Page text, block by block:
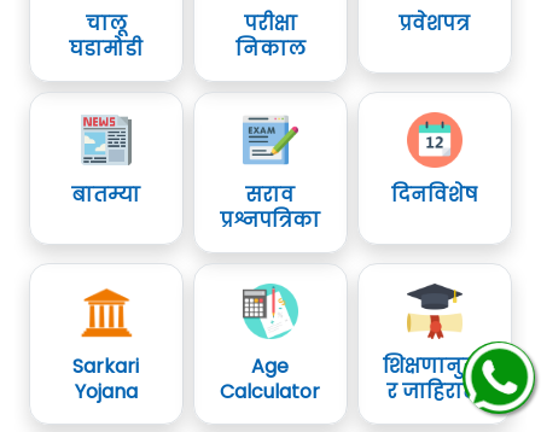
चालू
घडामोडी
परीक्षा
निकाल
प्रवेशपत्र
बातम्या
सराव
प्रश्नपत्रिका
दिनविशेष
Sarkari
Yojana
Age
Calculator
शिक्षणानुसा
र जाहिराती